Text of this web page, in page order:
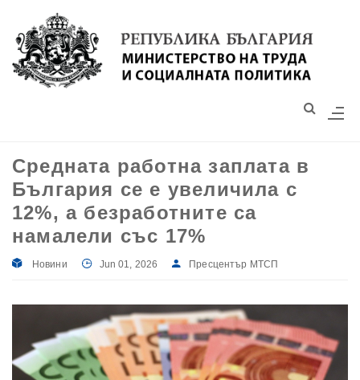
Моля,
обърнете
система
достъпност.
Средната работна заплата в
България се е увеличила с
12%, а безработните са
намалели със 17%
Новини Jun 01, 2026 Пресцентър МТСП